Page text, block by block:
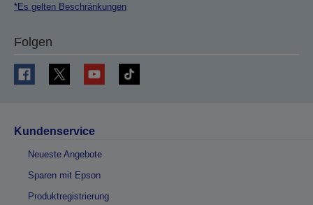
*Es gelten Beschränkungen
Folgen
Kundenservice
Neueste Angebote
Sparen mit Epson
Produktregistrierung